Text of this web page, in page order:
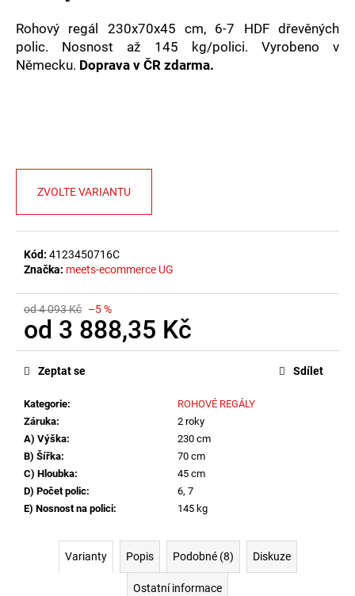
Rohový regál 230x70x45 cm, 6-7 HDF dřevěných
polic. Nosnost až 145 kg/polici. Vyrobeno v
Německu. Doprava v ČR zdarma.
ZVOLTE VARIANTU
Kód: 4123450716C
Značka: meets-ecommerce UG
od 4 093 Kč –5 %
od 3 888,35 Kč
Měrná
Kategorie:
ROHOVÉ REGÁLY
Záruka:
2 roky
A) Výška:
230 cm
B) Šířka:
70 cm
C) Hloubka:
45 cm
D) Počet polic:
6, 7
E) Nosnost na polici: 145 kg
Zeptat se Sdílet
Varianty Popis Podobné (8) Diskuze
Ostatní informace
u
j
e
m